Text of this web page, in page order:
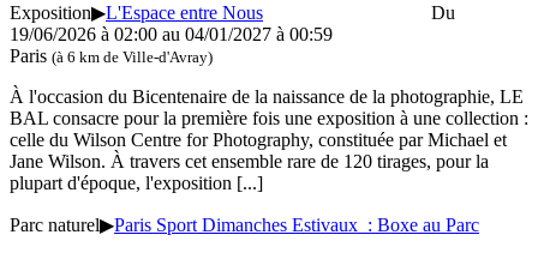
Exposition▶L'Espace entre Nous
Du
19/06/2026 à 02:00 au 04/01/2027 à 00:59
Paris (à 6 km de Ville-d'Avray)
À l'occasion du Bicentenaire de la naissance de la photographie, LE
BAL consacre pour la première fois une exposition à une collection :
celle du Wilson Centre for Photography, constituée par Michael et
Jane Wilson. À travers cet ensemble rare de 120 tirages, pour la
plupart d'époque, l'exposition [...]
Parc naturel▶Paris Sport Dimanches Estivaux : Boxe au Parc